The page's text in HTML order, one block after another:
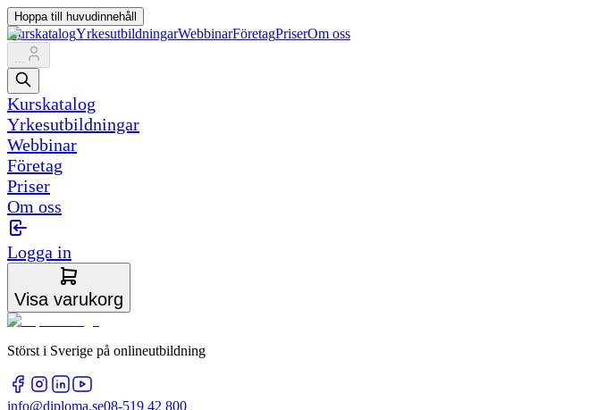
Hoppa till huvudinnehåll
KurskatalogYrkesutbildningarWebbinarFöretagPriserOm oss
...
Kurskatalog
Yrkesutbildningar
Webbinar
Företag
Priser
Om oss
Logga in
Visa varukorg
Störst i Sverige på onlineutbildning
info@diploma.se08-519 42 800